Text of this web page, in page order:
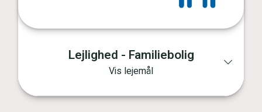
Lejlighed - Familiebolig
Vis lejemål